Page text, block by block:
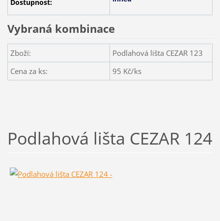
Dostupnost:
Vybraná kombinace
Zboží:
Podlahová lišta CEZAR 123
Cena za ks:
95 Kč/ks
Podlahová lišta CEZAR 124